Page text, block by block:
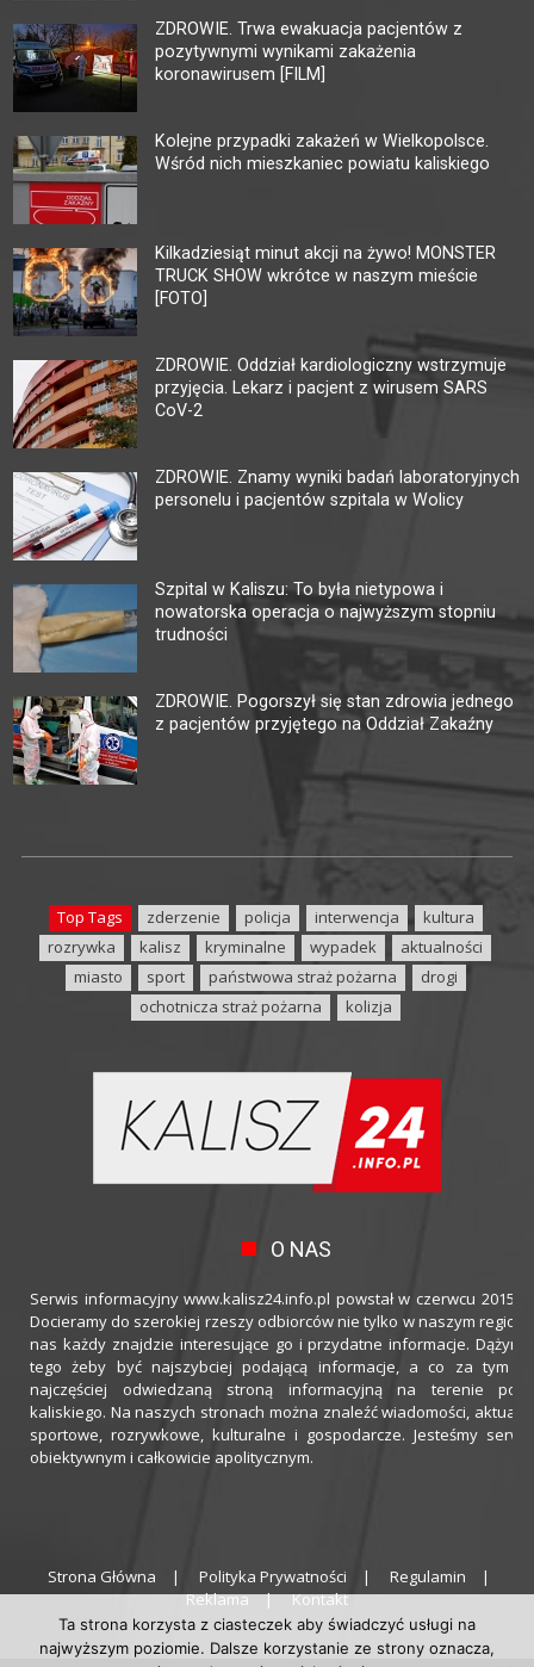
ZDROWIE. Trwa ewakuacja pacjentów z
pozytywnymi wynikami zakażenia
koronawirusem [FILM]
Kolejne przypadki zakażeń w Wielkopolsce.
Wśród nich mieszkaniec powiatu kaliskiego
Kilkadziesiąt minut akcji na żywo! MONSTER
TRUCK SHOW wkrótce w naszym mieście
[FOTO]
ZDROWIE. Oddział kardiologiczny wstrzymuje
przyjęcia. Lekarz i pacjent z wirusem SARS
CoV-2
ZDROWIE. Znamy wyniki badań laboratoryjnych
personelu i pacjentów szpitala w Wolicy
Szpital w Kaliszu: To była nietypowa i
nowatorska operacja o najwyższym stopniu
trudności
ZDROWIE. Pogorszył się stan zdrowia jednego
z pacjentów przyjętego na Oddział Zakaźny
Top Tags zderzenie policja interwencja
kultura
rozrywka
kalisz kryminalne wypadek
aktualności
miasto
sport państwowa straż pożarna
drogi
ochotnicza straż pożarna
kolizja
O NAS
Serwis informacyjny www.kalisz24.info.pl powstał w czerwcu 2015
Docieramy do szerokiej rzeszy odbiorców nie tylko w naszym
nas każdy znajdzie interesujące go i przydatne informacje.
tego żeby być najszybciej podającą informacje, a co za tym
najczęściej odwiedzaną stroną informacyjną na terenie
kaliskiego. Na naszych stronach można znaleźć wiadomości,
sportowe, rozrywkowe, kulturalne i gospodarcze. Jesteśmy
obiektywnym i całkowicie apolitycznym.
Strona Główna Polityka Prywatności
Regulamin
Reklama
Kontakt
Ta strona korzysta z ciasteczek aby świadczyć usługi na
najwyższym poziomie. Dalsze korzystanie ze strony oznacza,